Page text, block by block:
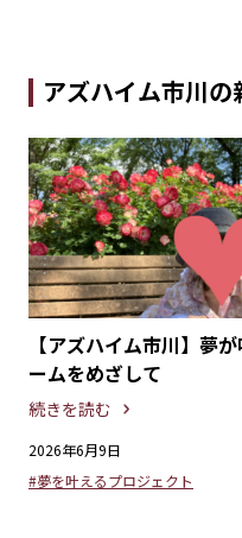
アズハイム市川の
【アズハイム市川】夢
ームをめざして
続きを読む
2026年6月9日
#夢を叶えるプロジェクト